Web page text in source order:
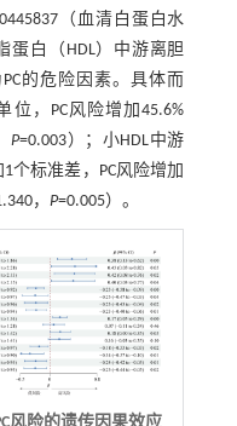
（血清白蛋白水
蛋白（HDL）中游离胆
的危险因素。具体而
，PC风险增加45.6%
P=0.003）；小HDL中游
标准差，PC风险增加
， P=0.005）。